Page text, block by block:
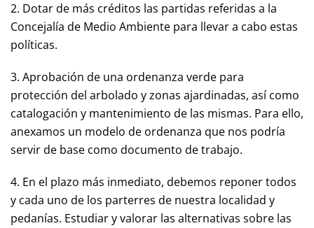
2. Dotar de más créditos las partidas referidas a la
Concejalía de Medio Ambiente para llevar a cabo estas
políticas.
3. Aprobación de una ordenanza verde para
protección del arbolado y zonas ajardinadas, así como
catalogación y mantenimiento de las mismas. Para ello,
anexamos un modelo de ordenanza que nos podría
servir de base como documento de trabajo.
4. En el plazo más inmediato, debemos reponer todos
y cada uno de los parterres de nuestra localidad y
pedanías. Estudiar y valorar las alternativas sobre las